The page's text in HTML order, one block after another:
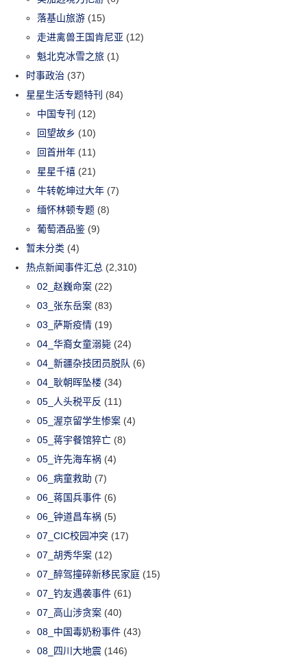
落基山旅游 (15)
走进禽兽王国肯尼亚 (12)
魁北克冰雪之旅 (1)
时事政治 (37)
星星生活专题特刊 (84)
中国专刊 (12)
回望故乡 (10)
回首卅年 (11)
星星千禧 (21)
牛转乾坤过大年 (7)
缅怀林顿专题 (8)
葡萄酒品鉴 (9)
暂未分类 (4)
热点新闻事件汇总 (2,310)
02_赵巍命案 (22)
03_张东岳案 (83)
03_萨斯疫情 (19)
04_华裔女童溺毙 (24)
04_新疆杂技团员脱队 (6)
04_耿朝晖坠楼 (34)
05_人头税平反 (11)
05_渥京留学生惨案 (4)
05_蒋宇餐馆猝亡 (8)
05_许先海车祸 (4)
06_病童救助 (7)
06_蒋国兵事件 (6)
06_钟道昌车祸 (5)
07_CIC校园冲突 (17)
07_胡秀华案 (12)
07_醉驾撞碎新移民家庭 (15)
07_钓友遇袭事件 (61)
07_高山涉贪案 (40)
08_中国毒奶粉事件 (43)
08_四川大地震 (146)